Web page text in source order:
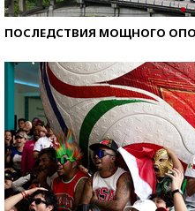
ПОСЛЕДСТВИЯ МОЩНОГО